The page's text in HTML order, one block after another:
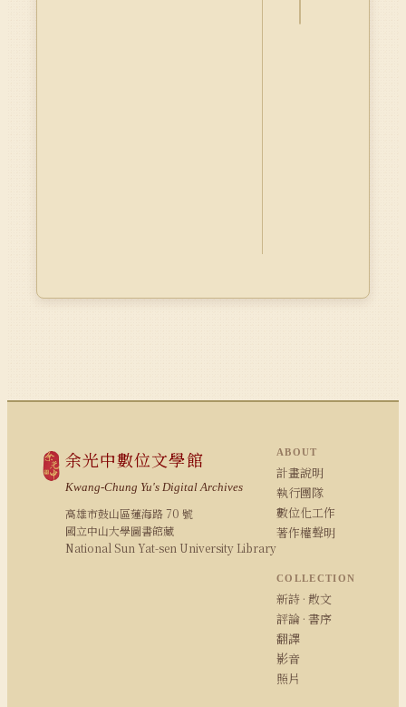
余光中數位文學館
Kwang-Chung Yu's Digital Archives
高雄市鼓山區蓮海路 70 號
國立中山大學圖書館藏
National Sun Yat-sen University Library
ABOUT
計畫說明
執行團隊
數位化工作
著作權聲明
COLLECTION
新詩 · 散文
評論 · 書序
翻譯
影音
照片